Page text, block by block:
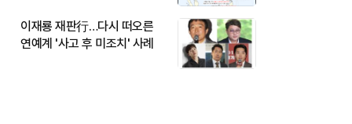
이재룡 재판行…다시 떠오른
연예계 '사고 후 미조치' 사례